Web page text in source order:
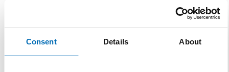
Consent Details About
Gerelateerde producten